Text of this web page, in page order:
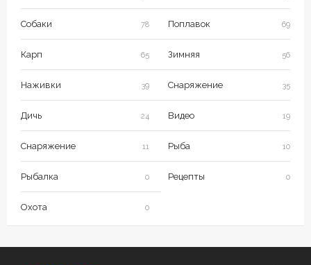
Собаки 78 Поплавок 69
Карп 65 Зимняя 56
Наживки 39 Снаряжение 35
Дичь 24 Видео 19
Снаряжение 11 Рыба 10
Рыбалка 0 Рецепты 0
Охота 0